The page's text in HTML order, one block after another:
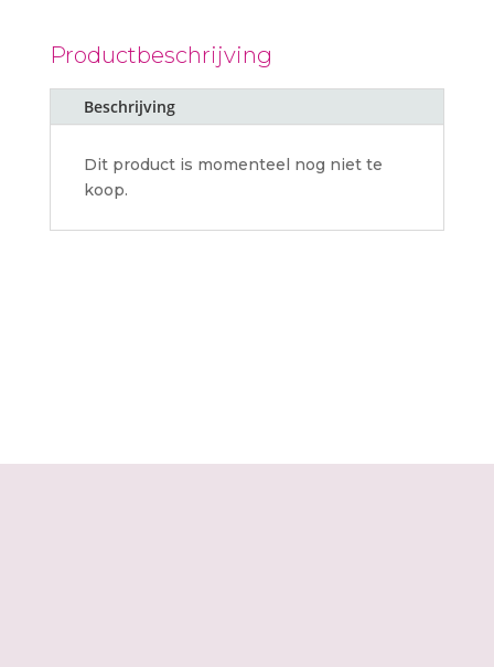
Productbeschrijving
Beschrijving
Dit product is momenteel nog niet te
koop.